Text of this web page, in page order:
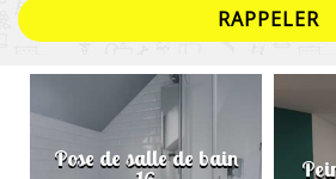
Pose de salle de bain